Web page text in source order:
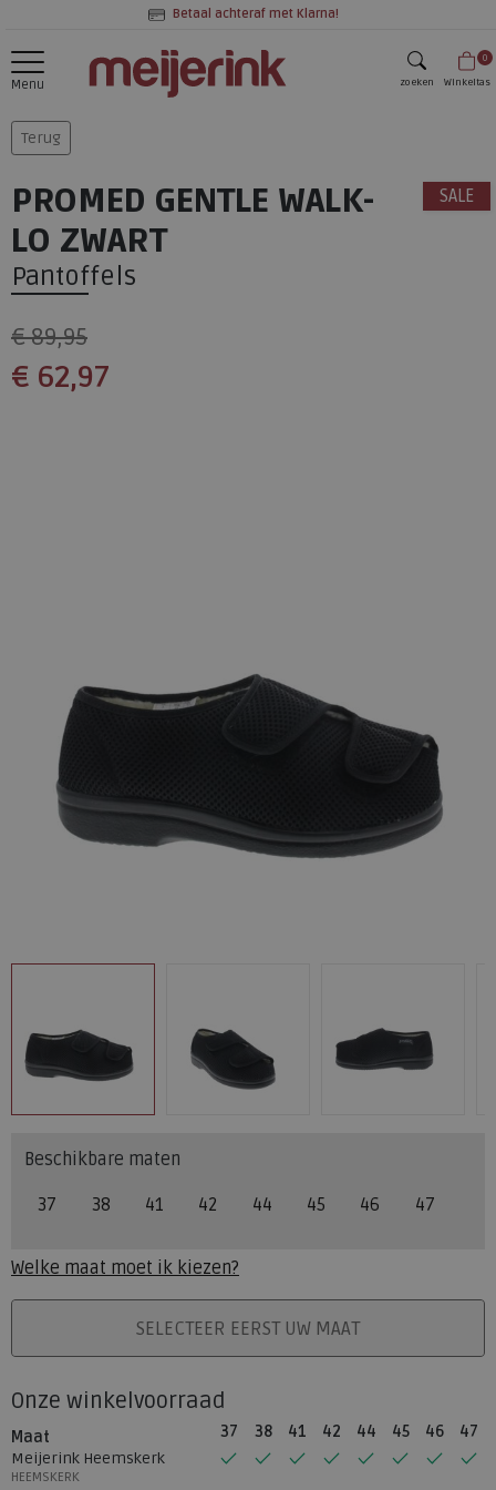
Betaal achteraf met Klarna!
Menu zoeken
0
Winkeltas
Terug
SALE
PROMED GENTLE WALK-
LO ZWART
Pantoffels
€ 89,95
€ 62,97
Beschikbare maten
37 38 41 42 44 45 46 47
Welke maat moet ik kiezen?
PLAATS IN WINKELMANDSELECTEER EERST UW MAAT
Onze winkelvoorraad
Maat 37 38 41 42 44 45 46
47
Meijerink Heemskerk
HEEMSKERK